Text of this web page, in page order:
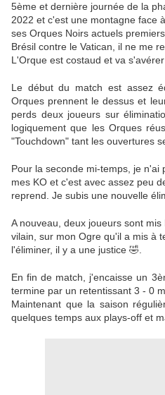
5ème et dernière journée de la
2022 et c'est une montagne face
ses Orques Noirs actuels
Brésil contre le Vatican, il ne me
L'Orque est costaud et va
Le début du match est assez
Orques prennent le dessus et
perds deux joueurs sur
logiquement que les Orques
"Touchdown" tant les ouvertures
Pour la seconde mi-temps, je n'ai
mes KO et c'est avec assez peu
reprend. Je subis une nouvelle
A nouveau, deux joueurs sont
vilain, sur mon Ogre qu'il a mis à
l'éliminer, il y a une justice 🤣.
En fin de match, j'encaisse un
termine par un retentissant 3 - 0
Maintenant que la saison
quelques temps aux plays-off et